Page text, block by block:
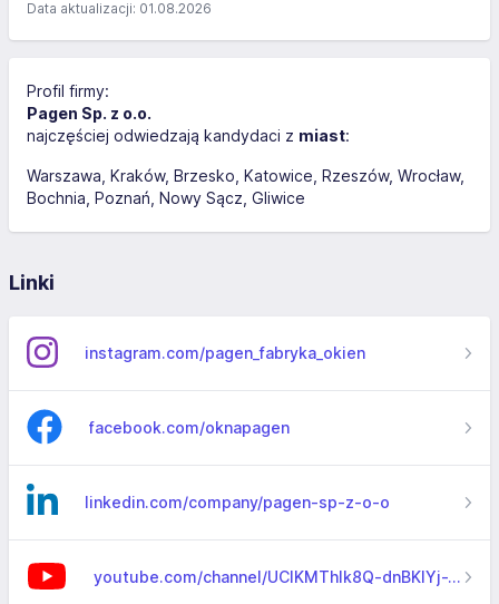
Data aktualizacji: 01.08.2026
Profil firmy:
Pagen Sp. z o.o.
najczęściej odwiedzają kandydaci z miast:
Warszawa Kraków Brzesko Katowice Rzeszów Wrocław
Bochnia Poznań Nowy Sącz Gliwice
Linki
instagram.com/pagen_fabryka_okien
facebook.com/oknapagen
linkedin.com/company/pagen-sp-z-o-o
youtube.com/channel/UClKMThlk8Q-dnBKlYj-YG4w